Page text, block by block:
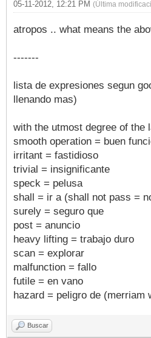
05-11-2012, 12:21 PM (Última
atropos .. what means the
-------
lista de expresiones segun
llenando mas)
with the utmost degree of the
smooth operation = buen
irritant = fastidioso
trivial = insignificante
speck = pelusa
shall = ir a (shall not pass =
surely = seguro que
post = anuncio
heavy lifting = trabajo duro
scan = explorar
malfunction = fallo
futile = en vano
hazard = peligro de (merriam
Buscar